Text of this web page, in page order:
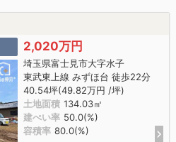
2,020万円
埼玉県富士見市大字水子
東武東上線 みずほ台 徒歩22分
40.54坪(49.82万円 /坪)
土地面積 134.03㎡
建ぺい率 50.0(%)
容積率 80.0(%)